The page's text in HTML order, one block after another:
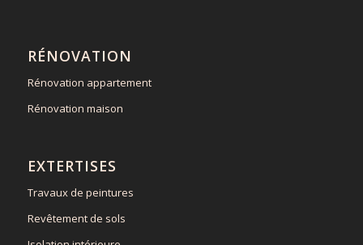
RÉNOVATION
Rénovation appartement
Rénovation maison
EXTERTISES
Travaux de peintures
Revêtement de sols